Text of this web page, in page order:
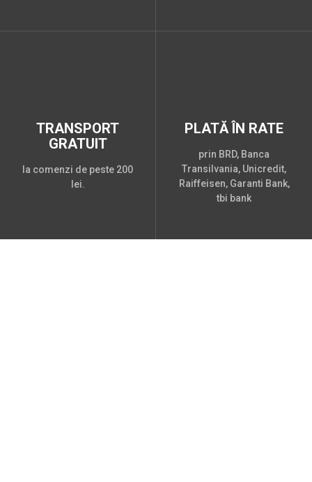
TRANSPORT
GRATUIT
la comenzi de peste 200
lei.
PLATĂ ÎN RATE
prin BRD, Banca
Transilvania, Unicredit,
Raiffeisen, Garanti Bank,
tbi bank